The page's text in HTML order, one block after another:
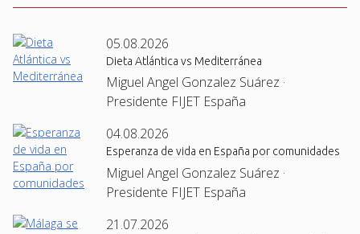
05.08.2026
Dieta Atlántica vs Mediterránea
Miguel Angel Gonzalez Suárez ·
Presidente FIJET España
04.08.2026
Esperanza de vida en España por comunidades
Miguel Angel Gonzalez Suárez ·
Presidente FIJET España
21.07.2026